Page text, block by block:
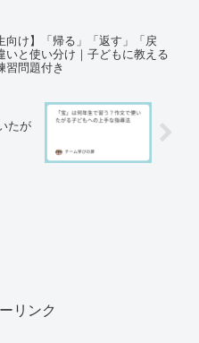
向け】「帰る」「返す」「戻
いと使い分け｜子どもに教える
習問題付き
たが
リンク